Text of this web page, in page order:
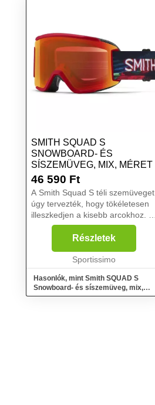
SMITH SQUAD S
SNOWBOARD- ÉS
SÍSZEMÜVEG, MIX, MÉRET
46 590 Ft
A Smith Squad S téli szemüveget
úgy tervezték, hogy tökéletesen
illeszkedjen a kisebb arcokhoz. A
ChromaPop™ technológiával
ellátott hengeres lencse nagy
kontrasztú látást és természetes
színeket bizt...
Részletek
Sportissimo
Hasonlók, mint Smith SQUAD S
Snowboard- és síszemüveg, mix,
méret